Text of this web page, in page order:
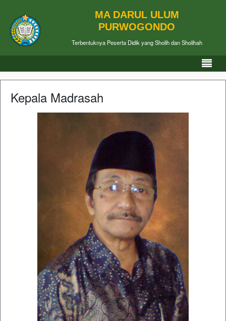
MA DARUL ULUM
PURWOGONDO
Terbentuknya Peserta Didik yang Sholih dan Sholihah
Kepala Madrasah